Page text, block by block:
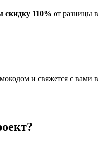
скидку 110% от разницы в
и свяжется с вами в